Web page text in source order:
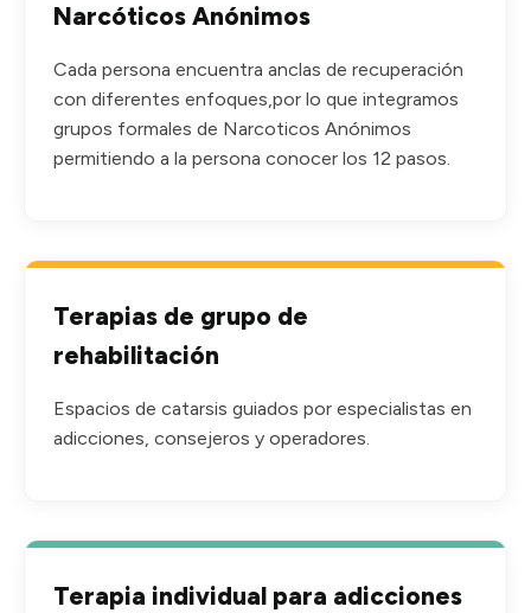
Narcóticos Anónimos
Cada persona encuentra anclas de recuperación
con diferentes enfoques,por lo que integramos
grupos formales de Narcoticos Anónimos
permitiendo a la persona conocer los 12 pasos.
Terapias de grupo de
rehabilitación
Espacios de catarsis guiados por especialistas en
adicciones, consejeros y operadores.
Terapia individual para adicciones